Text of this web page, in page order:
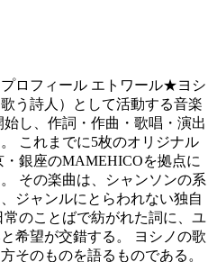
ロフィール エトワール★ヨシ
う詩人）として活動する音楽
し、作詞・作曲・歌唱・演出
これまでに5枚のオリジナル
銀座のMAMEHICOを拠点に
その楽曲は、シャンソンの系
ジャンルにとらわれない独自
のことばで紡がれた詞に、ユ
希望が交錯する。 ヨシノの歌
そのものを語るものである。